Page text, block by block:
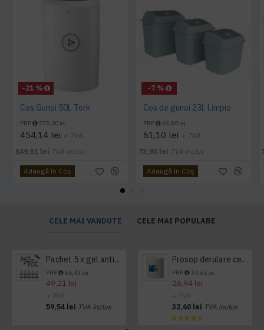
-21 %
Cos Gunoi 50L Tork
PRP 575,00 lei
454,14 lei + TVA
549,51 lei TVA inclus
Adaugă în Coş
-7 %
Cos de gunoi 23L Limpio
PRP 65,80 lei
61,10 lei + TVA
73,93 lei TVA inclus
Adaugă în Coş
CELE MAI VANDUTE CELE MAI POPULARE
Pachet 5 x gel antibacterian 50ml si 3 x Servetele antibacteriene 48 buc Hygienium
PRP 66,43 lei
49,21 lei
+ TVA
59,54 lei TVA inclus
Prosop derulare centrala 1 pliu, 300 m Tork
PRP 34,65 lei
26,94 lei
+ TVA
32,60 lei TVA inclus